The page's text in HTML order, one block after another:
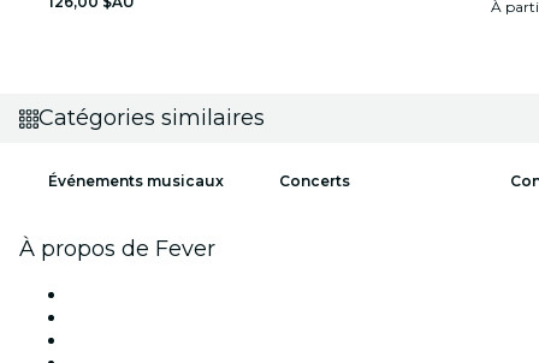
À
Catégories similaires
Événements musicaux Concerts
À propos de Fever